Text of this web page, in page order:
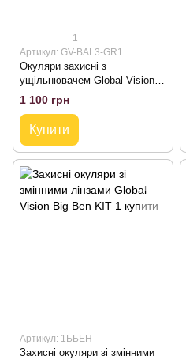
1
Артикул: GV-BAL3-GR1
Окуляри захисні з
ущільнювачем Global Vision
Ballistech-3 (smoke) Anti-Fog
1 100 грн
Купити
Артикул: 1ББЕН
Захисні окуляри зі змінними